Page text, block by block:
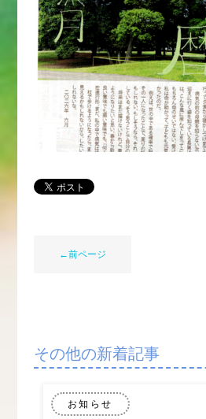
←前ページ
その他の新着記事
お知らせ